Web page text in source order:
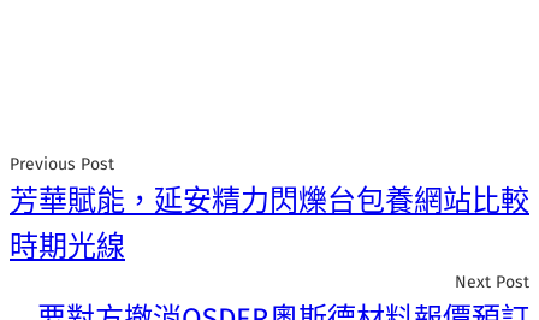
Previous Post
芳華賦能，延安精力閃爍台包養網站比較
時期光線
Next Post